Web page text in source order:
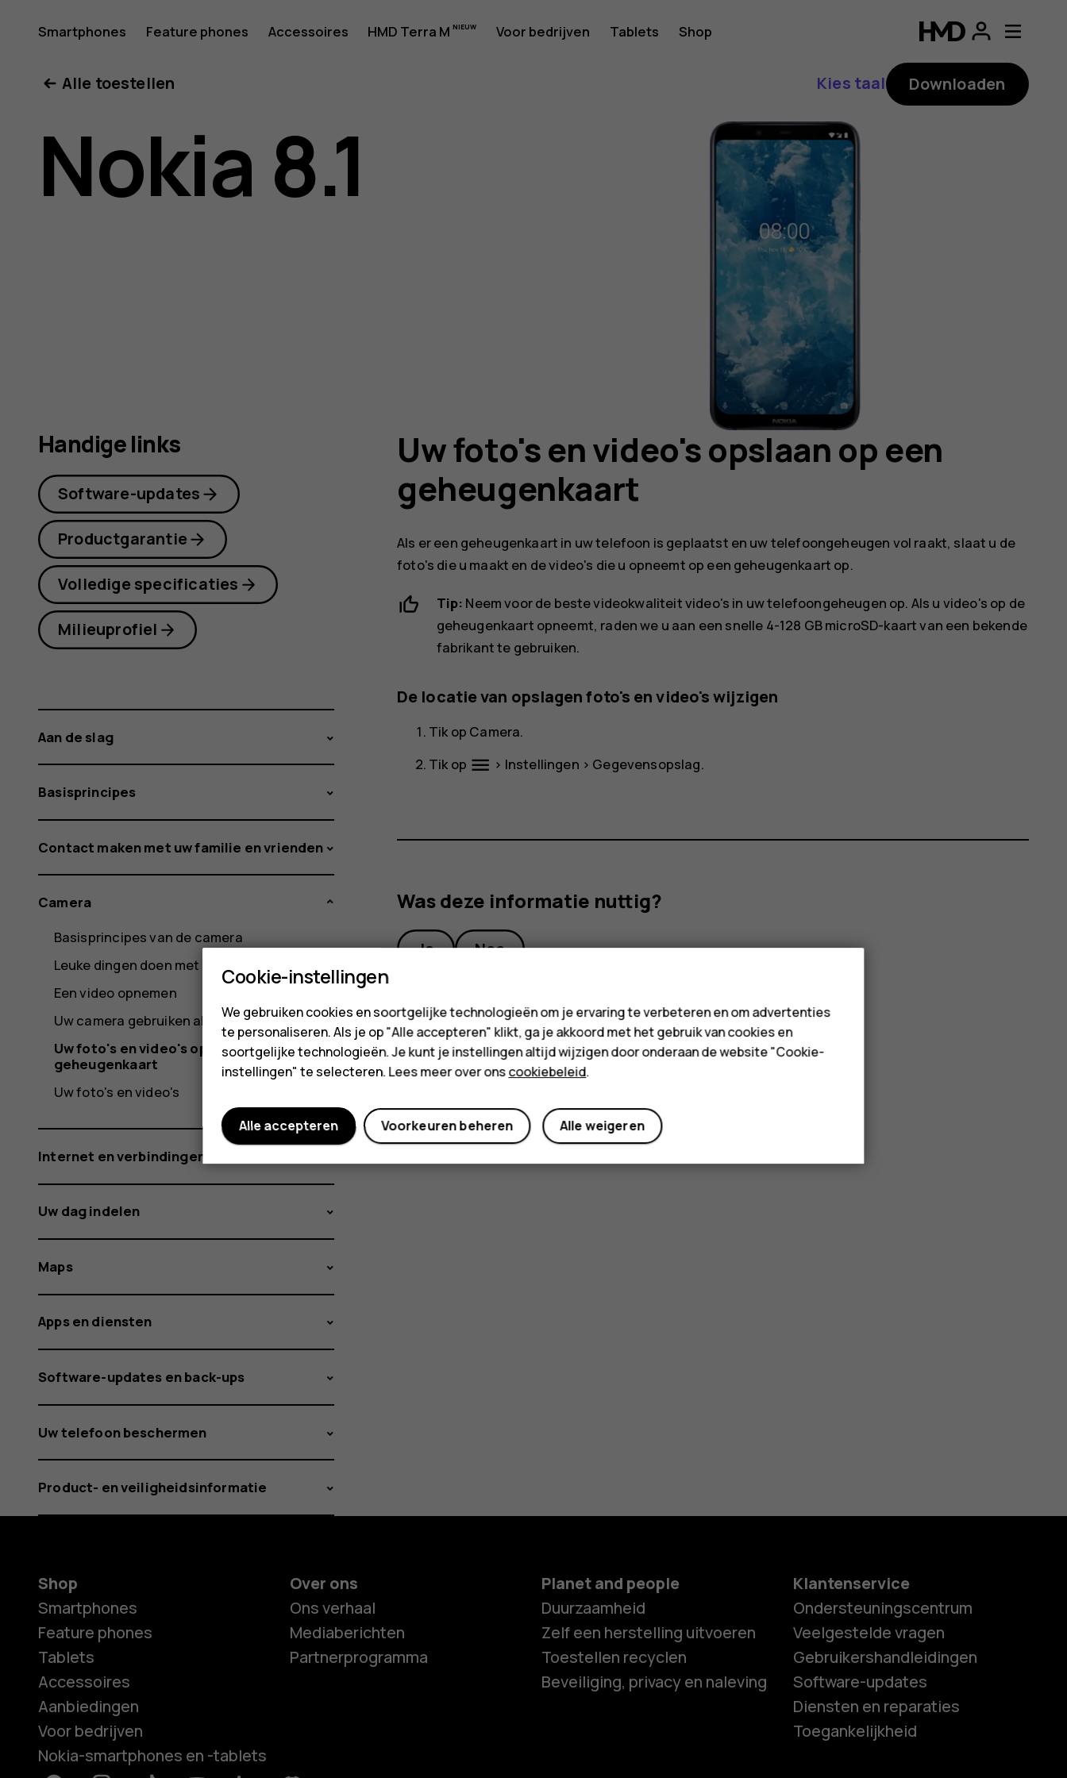
Gebruikershandleiding
voor
Nokia
Smartphones Feature phones Accessoires HMD Terra M Voor bedrijven Tablets Shop
Smartphones
Alle toestellen
Kies taal Downloaden
Nokia 8.1
Uw foto's en video's opslaan op een
geheugenkaart
Als er een geheugenkaart in uw telefoon is geplaatst en uw telefoongeheugen vol raakt, slaat u de
foto's die u maakt en de video's die u opneemt op een geheugenkaart op.
Tip: Neem voor de beste videokwaliteit video's in uw telefoongeheugen op. Als u video's op de
geheugenkaart opneemt, raden we u aan een snelle 4-128 GB microSD-kaart van een bekende
fabrikant te gebruiken.
De locatie van opslagen foto's en video's wijzigen
Tik op Camera.
Tik op menu > Instellingen > Gegevensopslag.
Was deze informatie nuttig?
Ja Nee
Handige links
Software-updates
Productgarantie
Volledige specificaties
Milieuprofiel
Aan de slag
Basisprincipes
Contact maken met uw familie en vrienden
Camera
Basisprincipes van de camera
Leuke dingen doen met de camera
Een video opnemen
Uw camera gebruiken als een professional
Uw foto's en video's opslaan op een
geheugenkaart
Uw foto's en video's
Internet en verbindingen
Uw dag indelen
Maps
Apps en diensten
Software-updates en back-ups
Uw telefoon beschermen
Product- en veiligheidsinformatie
Shop
Smartphones
Feature phones
Tablets
Accessoires
Aanbiedingen
Voor bedrijven
Nokia-smartphones en -tablets
Over ons
Ons verhaal
Mediaberichten
Partnerprogramma
Planet and people
Duurzaamheid
Zelf een herstelling uitvoeren
Toestellen recyclen
Beveiliging, privacy en naleving
Klantenservice
Ondersteuningscentrum
Veelgestelde vragen
Gebruikershandleidingen
Software-updates
Diensten en reparaties
Toegankelijkheid
Cookie-instellingen
We gebruiken cookies en soortgelijke technologieën om je ervaring te verbeteren en om advertenties
te personaliseren. Als je op "Alle accepteren" klikt, ga je akkoord met het gebruik van cookies en
soortgelijke technologieën. Je kunt je instellingen altijd wijzigen door onderaan de website "Cookie-
instellingen" te selecteren. Lees meer over onscookiebeleid.
Alle weigeren
Voorkeuren beheren
Alle accepteren